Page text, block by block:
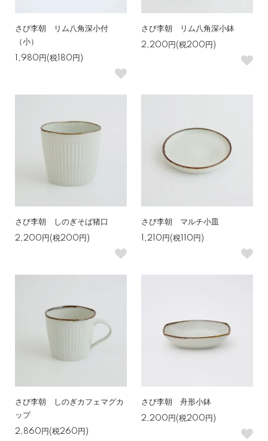
さび李朝 リム八角深小付
（小）
1,980円(税180円)
さび李朝 リム八角深小鉢
2,200円(税200円)
さび李朝 しのぎそば猪口
2,200円(税200円)
さび李朝 マルチ小皿
1,210円(税110円)
さび李朝 しのぎカフェマグカ
ップ
2,860円(税260円)
さび李朝 舟形小鉢
2,200円(税200円)